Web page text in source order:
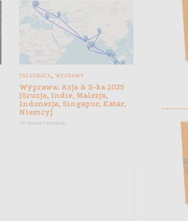
TELEPRACA,WYPRAWY
Wyprawa: Azja & S-ka 2025
[Gruzja, Indie, Malezja,
Indonezja, Singapur, Katar,
Niemcy]
39 minut czytania